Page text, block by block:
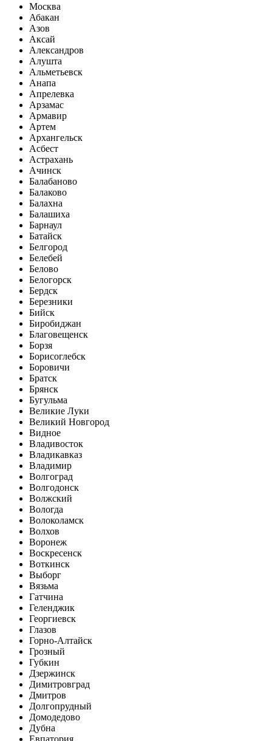
Москва
Абакан
Азов
Аксай
Александров
Алушта
Альметьевск
Анапа
Апрелевка
Арзамас
Армавир
Артем
Архангельск
Асбест
Астрахань
Ачинск
Балабаново
Балаково
Балахна
Балашиха
Барнаул
Батайск
Белгород
Белебей
Белово
Белогорск
Бердск
Березники
Бийск
Биробиджан
Благовещенск
Борзя
Борисоглебск
Боровичи
Братск
Брянск
Бугульма
Великие Луки
Великий Новгород
Видное
Владивосток
Владикавказ
Владимир
Волгоград
Волгодонск
Волжский
Вологда
Волоколамск
Волхов
Воронеж
Воскресенск
Воткинск
Выборг
Вязьма
Гатчина
Геленджик
Георгиевск
Глазов
Горно-Алтайск
Грозный
Губкин
Дзержинск
Димитровград
Дмитров
Долгопрудный
Домодедово
Дубна
Евпатория